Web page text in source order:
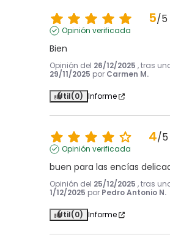
5/5
Opinión verificada
Bien
Opinión del 26/12/2025 , tras
29/11/2025 por Carmen M.
Útil(0) Informe
4/5
Opinión verificada
buen para las encías
Opinión del 25/12/2025 , tras
1/12/2025 por Pedro Antonio N.
Útil(0) Informe